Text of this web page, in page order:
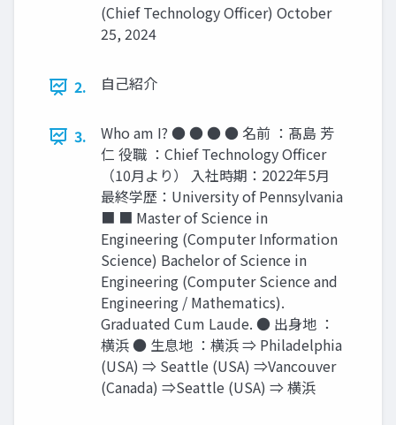
(Chief Technology Oﬃcer) October
25, 2024
2. 自己紹介
3.
Who am I? ● ● ● ● 名前 ：髙島 芳
仁 役職 ：Chief Technology Oﬃcer
（10月より） 入社時期：2022年5月
最終学歴：University of Pennsylvania
■ ■ Master of Science in
Engineering (Computer Information
Science) Bachelor of Science in
Engineering (Computer Science and
Engineering / Mathematics).
Graduated Cum Laude. ● 出身地 ：
横浜 ● 生息地 ：横浜 ⇒ Philadelphia
(USA) ⇒ Seattle (USA) ⇒Vancouver
(Canada) ⇒Seattle (USA) ⇒ 横浜